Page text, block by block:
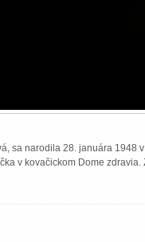
sa narodila 28. januára 1948
v kovačickom Dome